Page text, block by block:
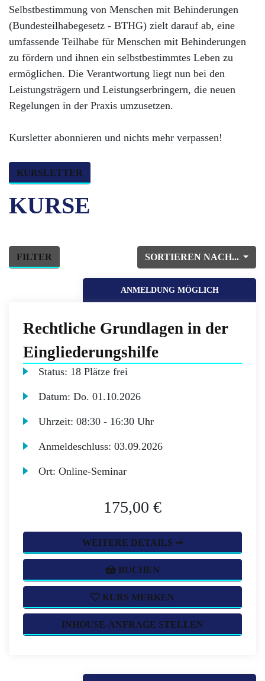
Selbstbestimmung von Menschen mit Behinderungen
(Bundesteilhabegesetz - BTHG) zielt darauf ab, eine
umfassende Teilhabe für Menschen mit Behinderungen
zu fördern und ihnen ein selbstbestimmtes Leben zu
ermöglichen. Die Verantwortung liegt nun bei den
Leistungsträgern und Leistungserbringern, die neuen
Regelungen in der Praxis umzusetzen.
Kursletter abonnieren und nichts mehr verpassen!
KURSLETTER
KURSE
SORTIEREN NACH...
FILTER
ANMELDUNG MÖGLICH
Rechtliche Grundlagen in der
Eingliederungshilfe
Status: 18 Plätze frei
Datum:Do. 01.10.2026
Uhrzeit:08:30 - 16:30 Uhr
Anmeldeschluss:03.09.2026
Ort:Online-Seminar
175,00 €
WEITERE DETAILS ➞
BUCHEN
KURS MERKEN
INHOUSE-ANFRAGE STELLEN